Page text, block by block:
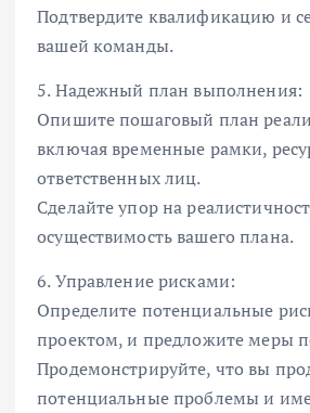
Подтвердите квалификацию и
вашей команды.
5. Надежный план выполнения:
Опишите пошаговый план
включая временные рамки,
ответственных лиц.
Сделайте упор на
осуществимость вашего плана.
6. Управление рисками:
Определите потенциальные
проектом, и предложите меры
Продемонстрируйте, что вы
потенциальные проблемы и